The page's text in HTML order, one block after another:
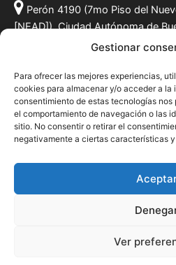
Gestionar
Para ofrecer las mejores experiencias,
cookies para almacenar y/o acceder a la
consentimiento de estas tecnologías
el comportamiento de navegación o las
sitio. No consentir o retirar el
negativamente a ciertas características
Ver
Perón 4190 (7mo Piso del
[NEAD]), Ciudad Autónoma de
info@fundacionmf.org.ar
Politica de privacidad